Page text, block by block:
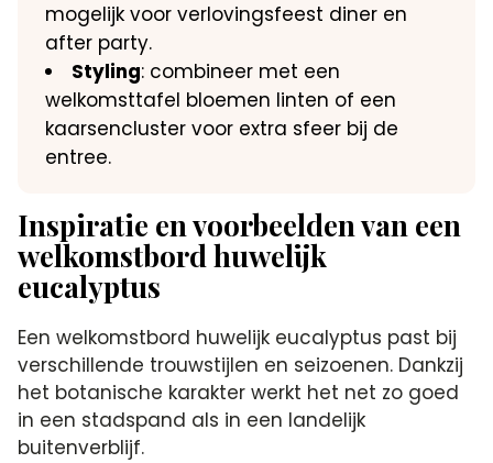
mogelijk voor verlovingsfeest diner en
after party.
Styling: combineer met een
welkomsttafel bloemen linten of een
kaarsencluster voor extra sfeer bij de
entree.
Inspiratie en voorbeelden van een
welkomstbord huwelijk
eucalyptus
Een welkomstbord huwelijk eucalyptus past bij
verschillende trouwstijlen en seizoenen. Dankzij
het botanische karakter werkt het net zo goed
in een stadspand als in een landelijk
buitenverblijf.